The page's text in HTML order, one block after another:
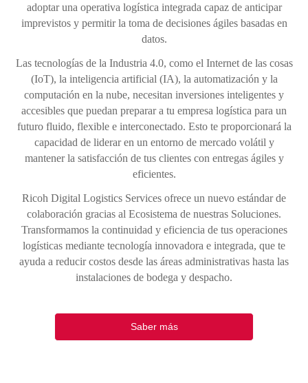
adoptar una operativa logística integrada capaz de anticipar
imprevistos y permitir la toma de decisiones ágiles basadas en
datos.
Las tecnologías de la Industria 4.0, como el Internet de las cosas
(IoT), la inteligencia artificial (IA), la automatización y la
computación en la nube, necesitan inversiones inteligentes y
accesibles que puedan preparar a tu empresa logística para un
futuro fluido, flexible e interconectado. Esto te proporcionará la
capacidad de liderar en un entorno de mercado volátil y
mantener la satisfacción de tus clientes con entregas ágiles y
eficientes.
Ricoh Digital Logistics Services ofrece un nuevo estándar de
colaboración gracias al Ecosistema de nuestras Soluciones.
Transformamos la continuidad y eficiencia de tus operaciones
logísticas mediante tecnología innovadora e integrada, que te
ayuda a reducir costos desde las áreas administrativas hasta las
instalaciones de bodega y despacho.
Saber más